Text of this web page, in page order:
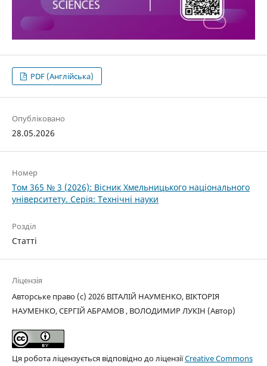
PDF (Англійська)
Опубліковано
28.05.2026
Номер
Том 365 № 3 (2026): Вісник Хмельницького національного
університету. Серія: Технічні науки
Розділ
Статті
Ліцензія
Авторське право (c) 2026 ВІТАЛІЙ НАУМЕНКО, ВІКТОРІЯ
НАУМЕНКО, СЕРГІЙ АБРАМОВ , ВОЛОДИМИР ЛУКІН (Автор)
Ця робота ліцензується відповідно до ліцензіїCreative Commons